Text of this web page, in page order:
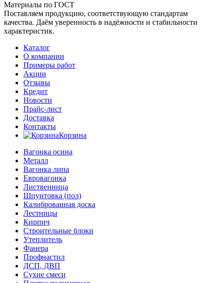
Материалы по ГОСТ
Поставляем продукцию, соответствующую стандартам
качества. Даём уверенность в надёжности и стабильности
характеристик.
Каталог
О компании
Примеры работ
Акции
Отзывы
Кредит
Новости
Прайс-лист
Доставка
Контакты
Корзина
Вагонка осина
Металл
Вагонка липа
Евровагонка
Лиственница
Шпунтовка (пол)
Калиброванная доска
Лестницы
Кирпич
Строительные блоки
Утеплитель
Фанера
Профнастил
ДСП, ДВП
Сухие смеси